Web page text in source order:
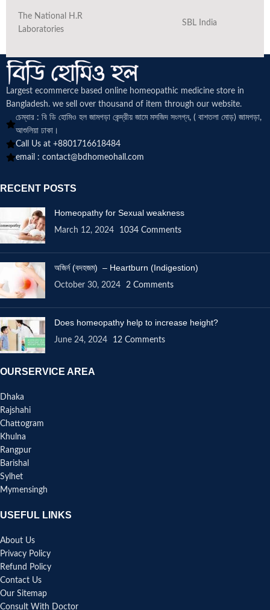
The National H.R
Laboratories
SBL India
Largest ecommerce based online homeopathic medicine store in
Bangladesh. we sell over thousand of item through our website.
চেম্বার : বি ডি হোমিও হল জামগড়া কেন্দ্রীয় জামে মসজিদ সংলগ্ন, ( বাশতলা মোড়) জামগড়া,
আশুলিয়া ঢাকা।
Call Us at +8801716618484
email : contact@bdhomeohall.com
RECENT POSTS
Homeopathy for Sexual weakness
March 12, 2024 1034 Comments
অজির্ন (বদহজম) – Heartburn (Indigestion)
October 30, 2024 2 Comments
Does homeopathy help to increase height?
June 24, 2024 12 Comments
OURSERVICE AREA
Dhaka
Rajshahi
Chattogram
Khulna
Rangpur
Barishal
Sylhet
Mymensingh
USEFUL LINKS
About Us
Privacy Policy
Refund Policy
Contact Us
Our Sitemap
Consult With Doctor